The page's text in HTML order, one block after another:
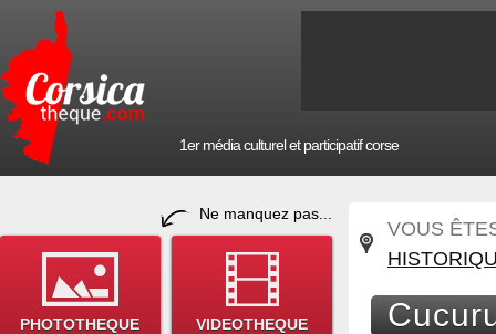
1er média culturel et participatif corse
Ne manquez pas...
PHOTOTHEQUE VIDEOTHEQUE
VOUS